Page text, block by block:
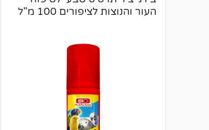
העור והנוצות לציפורים 100 מ"ל